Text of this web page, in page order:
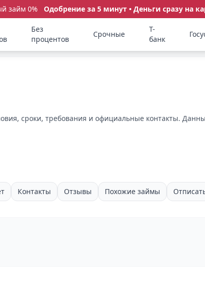
займ 0% Одобрение за 5 минут • Деньги сразу на
Без
процентов
Срочные
Т-
банк
сроки, требования и официальные контакты.
Контакты Отзывы Похожие займы